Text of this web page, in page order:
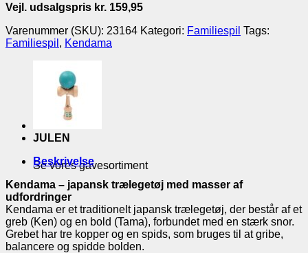
JULEN
Se vores gavesortiment
Vejl. udsalgspris kr. 159,95
Varenummer (SKU): 23164 Kategori: Familiespil Tags:
Familiespil , Kendama
Beskrivelse
Kendama – japansk trælegetøj med masser af
udfordringer
Kendama er et traditionelt japansk trælegetøj, der består af et
greb (Ken) og en bold (Tama), forbundet med en stærk snor.
Grebet har tre kopper og en spids, som bruges til at gribe,
balancere og spidde bolden.